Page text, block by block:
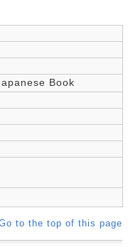
Book
to the top of this page